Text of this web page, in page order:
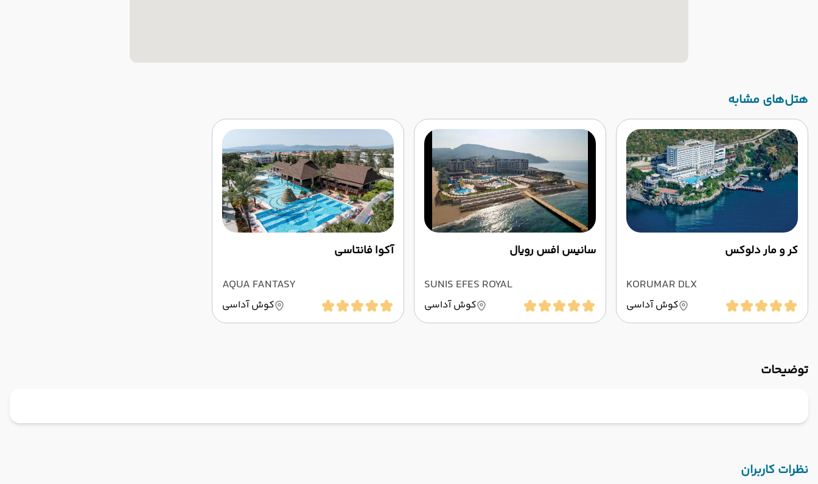
‌هتل‌های مشابه
کر و مار دلوکس
KORUMAR DLX
کوش آداسی
سانیس افس رویال
SUNIS EFES ROYAL
کوش آداسی
آکوا فانتاسی
AQUA FANTASY
کوش آداسی
توضیحات
نظرات کاربران